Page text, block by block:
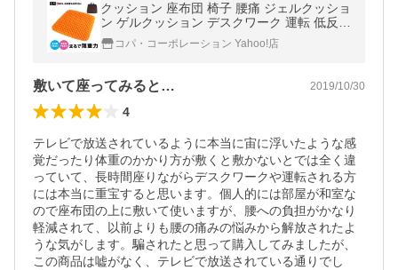
クッション 座布団 椅子 腰痛 ジェルクッショ
ン ゲルクッション デスクワーク 運転 低反発
高反発 骨盤 姿勢 長時間 耐圧分散 カバー付
き Gゼロクッション
コパ・コーポレーション Yahoo!店
敷いて座ってみると… 2019/10/30
4
テレビで放送されているように本当に宙に浮いたような感
覚だったり体重のかかり方が敷くと敷かないとでは全く違
っていて、長時間座りながらデスクワークや運転される方
には本当に重宝すると思います。個人的には部屋が和室な
ので座布団の上に敷いて使いますが、腰への負担がかなり
軽減されて、以前よりも腰の痛みの悩みから解放されたよ
うな気がします。騙されたと思って購入してみましたが、
この商品は嘘がなく、テレビで放送されている通りでし